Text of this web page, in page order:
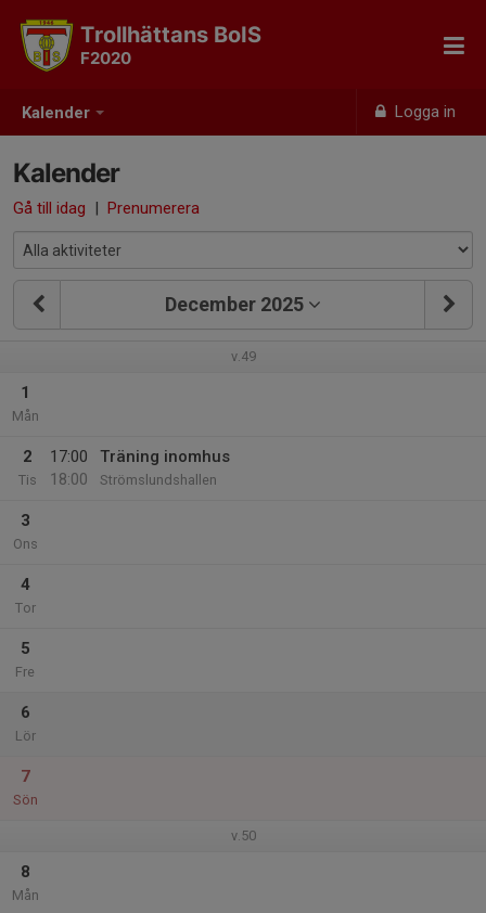
Kalender Logga in
Trollhättans BoIS
F2020
Kalender
Gå till idag | Prenumerera
December 2025
v.49
1
Mån
2
Tis
17:00
18:00
Träning inomhus
Strömslundshallen
3
Ons
4
Tor
5
Fre
6
Lör
7
Sön
v.50
8
Mån